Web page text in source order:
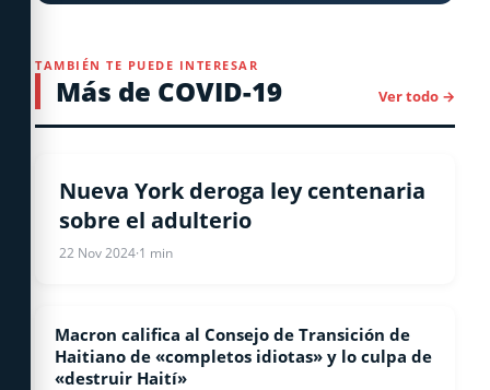
TAMBIÉN TE PUEDE INTERESAR
Más de COVID-19 Ver todo →
Nueva York deroga ley centenaria
sobre el adulterio
22 Nov 2024·1 min
COVID-19
Macron califica al Consejo de Transición de
Haitiano de «completos idiotas» y lo culpa de
«destruir Haití»